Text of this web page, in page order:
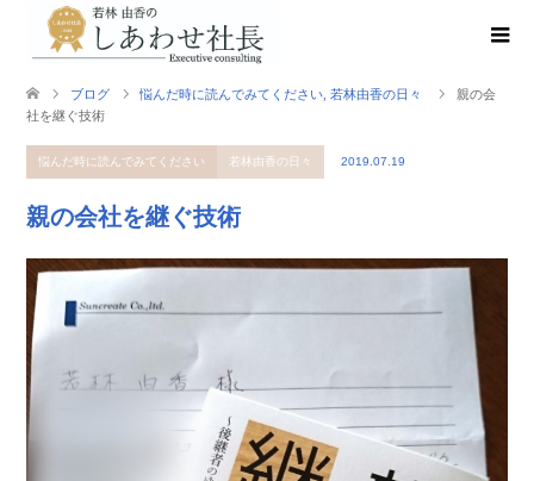
ブログ 悩んだ時に読んでみてください 若林由香の日々
親の会
社を継ぐ技術
悩んだ時に読んでみてください 若林由香の日々 2019.07.19
親の会社を継ぐ技術